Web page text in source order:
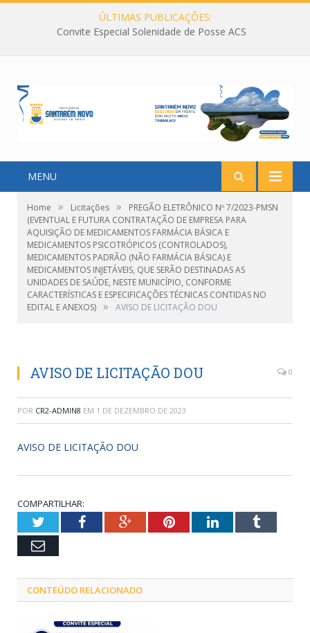
ÚLTIMAS PUBLICAÇÕES:
Convite Especial Solenidade de Posse ACS
MENU
Home » Licitações »
PREGÃO ELETRÔNICO Nº 7/2023-PMSN
(EVENTUAL E FUTURA CONTRATAÇÃO DE EMPRESA PARA
AQUISIÇÃO DE MEDICAMENTOS FARMÁCIA BÁSICA E
MEDICAMENTOS PSICOTRÓPICOS (CONTROLADOS),
MEDICAMENTOS PADRÃO (NÃO FARMÁCIA BÁSICA) E
MEDICAMENTOS INJETÁVEIS, QUE SERÃO DESTINADAS AS
UNIDADES DE SAÚDE, NESTE MUNICÍPIO, CONFORME
CARACTERÍSTICAS E ESPECIFICAÇÕES TÉCNICAS CONTIDAS NO
EDITAL E ANEXOS) » AVISO DE LICITAÇÃO DOU
AVISO DE LICITAÇÃO DOU 0
POR CR2-ADMIN8 EM 1 DE DEZEMBRO DE 2023
AVISO DE LICITAÇÃO DOU
COMPARTILHAR:
TwitterFacebookGoogle+PinterestLinkedInTumblr
Email
CONTEÚDO RELACIONADO